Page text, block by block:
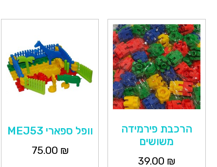
הרכבת פירמידה
משושים
39.00 ₪
וופל ספארי MEJ53
75.00 ₪